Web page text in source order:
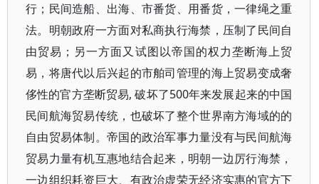
行；民间造船、出海、市番货、用番货，一律绳之重
法。明朝政府一方面对私商执行海禁，压制了民间自
由贸易；另一方面又试图以帝国的权力垄断海上贸
易，将唐代以后兴起的市舶司管理的海上贸易变成奢
侈性的官方垄断贸易, 破坏了500年来发展起来的中国
民间航海贸易传统，也破坏了整个世界南方海域的的
自由贸易体制。帝国的政治军事力量没有与民间航海
贸易力量有机互惠地结合起来，明朝一边厉行海禁，
一边组织耗资巨大、有政治虚荣无经济实惠的官方下